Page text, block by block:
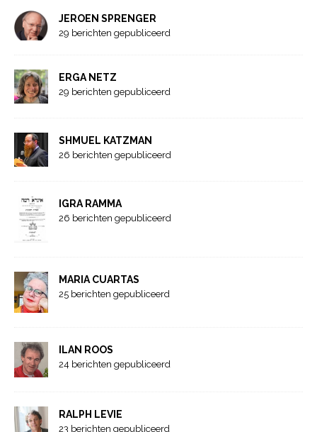
JEROEN SPRENGER
29 berichten gepubliceerd
ERGA NETZ
29 berichten gepubliceerd
SHMUEL KATZMAN
26 berichten gepubliceerd
IGRA RAMMA
26 berichten gepubliceerd
MARIA CUARTAS
25 berichten gepubliceerd
ILAN ROOS
24 berichten gepubliceerd
RALPH LEVIE
23 berichten gepubliceerd